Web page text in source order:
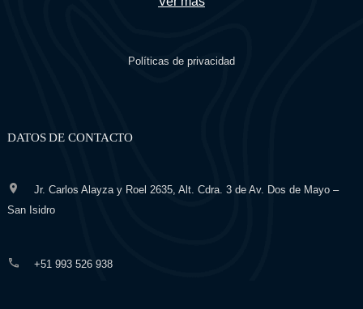
Políticas de privacidad
DATOS DE CONTACTO
Jr. Carlos Alayza y Roel 2635, Alt. Cdra. 3 de Av. Dos de Mayo –
San Isidro
+51 993 526 938